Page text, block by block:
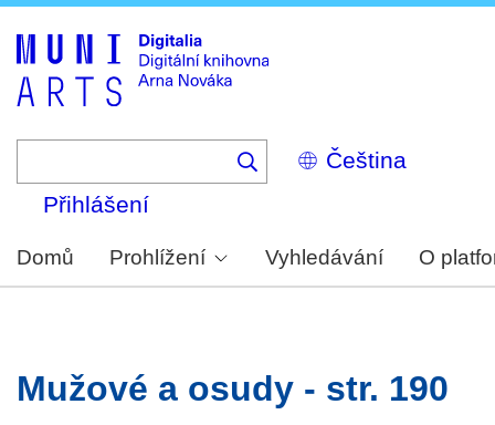
Select
your
Přihlášení
Domů Prohlížení Vyhledávání O
Mužové a osudy - str. 190